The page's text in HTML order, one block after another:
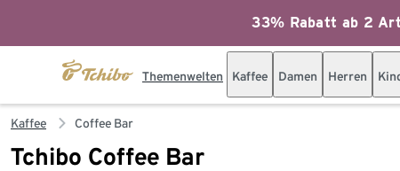
33% Rabatt ab 2
Themenwelten Kaffee Damen Herren
Kaffee Coffee Bar
Tchibo Coffee Bar